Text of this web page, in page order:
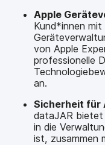
Apple
Kund*innen
von Apple
professionelle
an.
Sicherheit für
dataJAR bietet
in die
ist, zusammen